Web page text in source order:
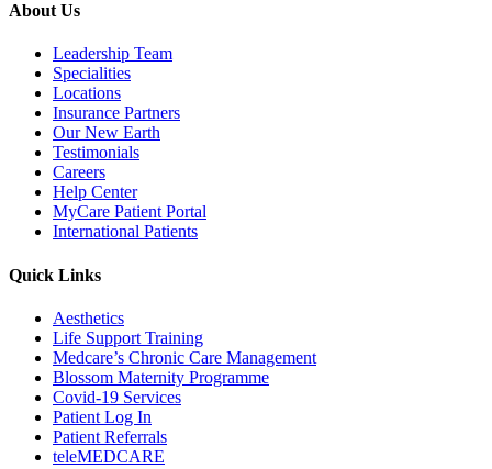
About Us
Leadership Team
Specialities
Locations
Insurance Partners
Our New Earth
Testimonials
Careers
Help Center
MyCare Patient Portal
International Patients
Quick Links
Aesthetics
Life Support Training
Medcare’s Chronic Care Management
Blossom Maternity Programme
Covid-19 Services
Patient Log In
Patient Referrals
teleMEDCARE